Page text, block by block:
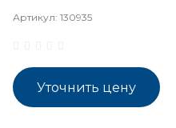
Артикул: 130935
Уточнить цену